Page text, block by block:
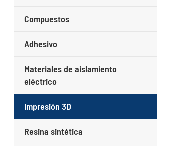
Compuestos
Adhesivo
Materiales de aislamiento
eléctrico
Impresión 3D
Resina sintética